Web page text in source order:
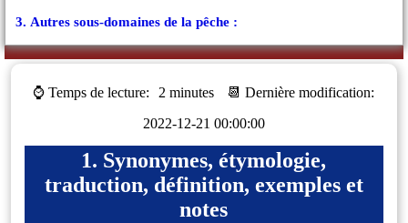
3. Autres sous-domaines de la pêche :
⌚ Temps de lecture: 2 minutes
📆 Dernière modification:
2022-12-21 00:00:00
1. Synonymes, étymologie,
traduction, définition, exemples et
notes